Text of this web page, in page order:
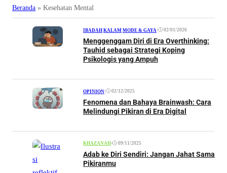
Beranda » Kesehatan Mental
IBADAH KALAM MODE & GAYA • 02/01/2026
Menggenggam Diri di Era Overthinking:
Tauhid sebagai Strategi Koping
Psikologis yang Ampuh
OPINION• 02/12/2025
Fenomena dan Bahaya Brainwash: Cara
Melindungi Pikiran di Era Digital
KHAZANAH• 09/11/2025
Adab ke Diri Sendiri: Jangan Jahat Sama
Pikiranmu